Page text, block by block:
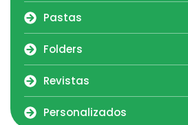
Pastas
Folders
Revistas
Personalizados